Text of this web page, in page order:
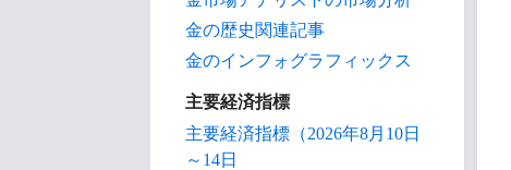
金の歴史関連記事
金のインフォグラフィックス
主要経済指標
主要経済指標（2026年8月10日
～14日